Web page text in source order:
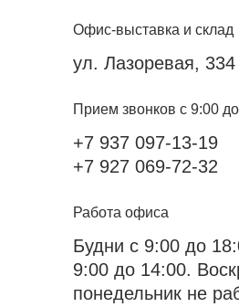
Офис-выставка и склад
ул. Лазоревая, 334
Прием звонков с 9:00
+7 937 097-13-19
+7 927 069-72-32
Работа офиса
Будни с 9:00 до
9:00 до 14:00.
понедельник не